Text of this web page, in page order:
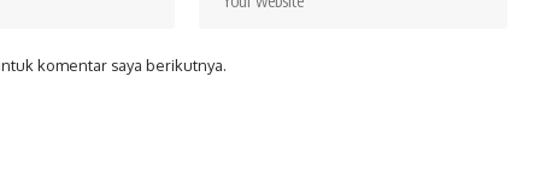
komentar saya berikutnya.